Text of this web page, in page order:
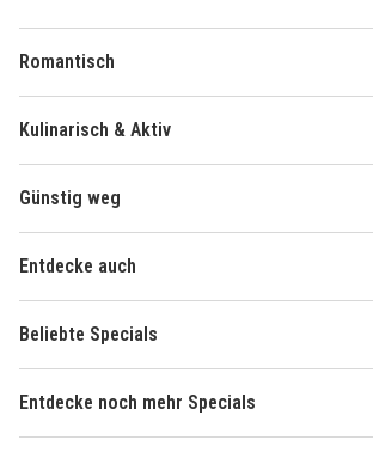
Romantisch
Kulinarisch & Aktiv
Günstig weg
Entdecke auch
Beliebte Specials
Entdecke noch mehr Specials